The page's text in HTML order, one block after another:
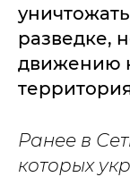
разведке,
движению
Ранее в
которых